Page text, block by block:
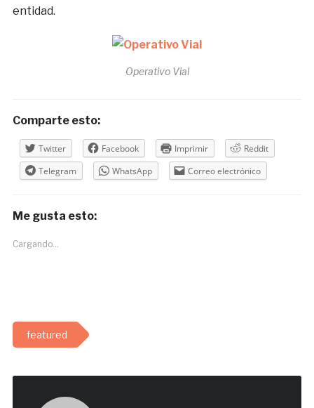
entidad.
Operativo Vial
Comparte esto:
Twitter Facebook Imprimir
Reddit
Telegram
WhatsApp Correo electrónico
Me gusta esto:
Cargando...
featured